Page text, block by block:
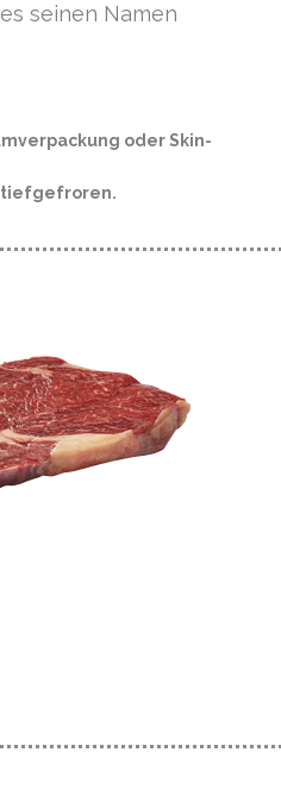
seinen Namen
oder Skin-
tiefgefroren.